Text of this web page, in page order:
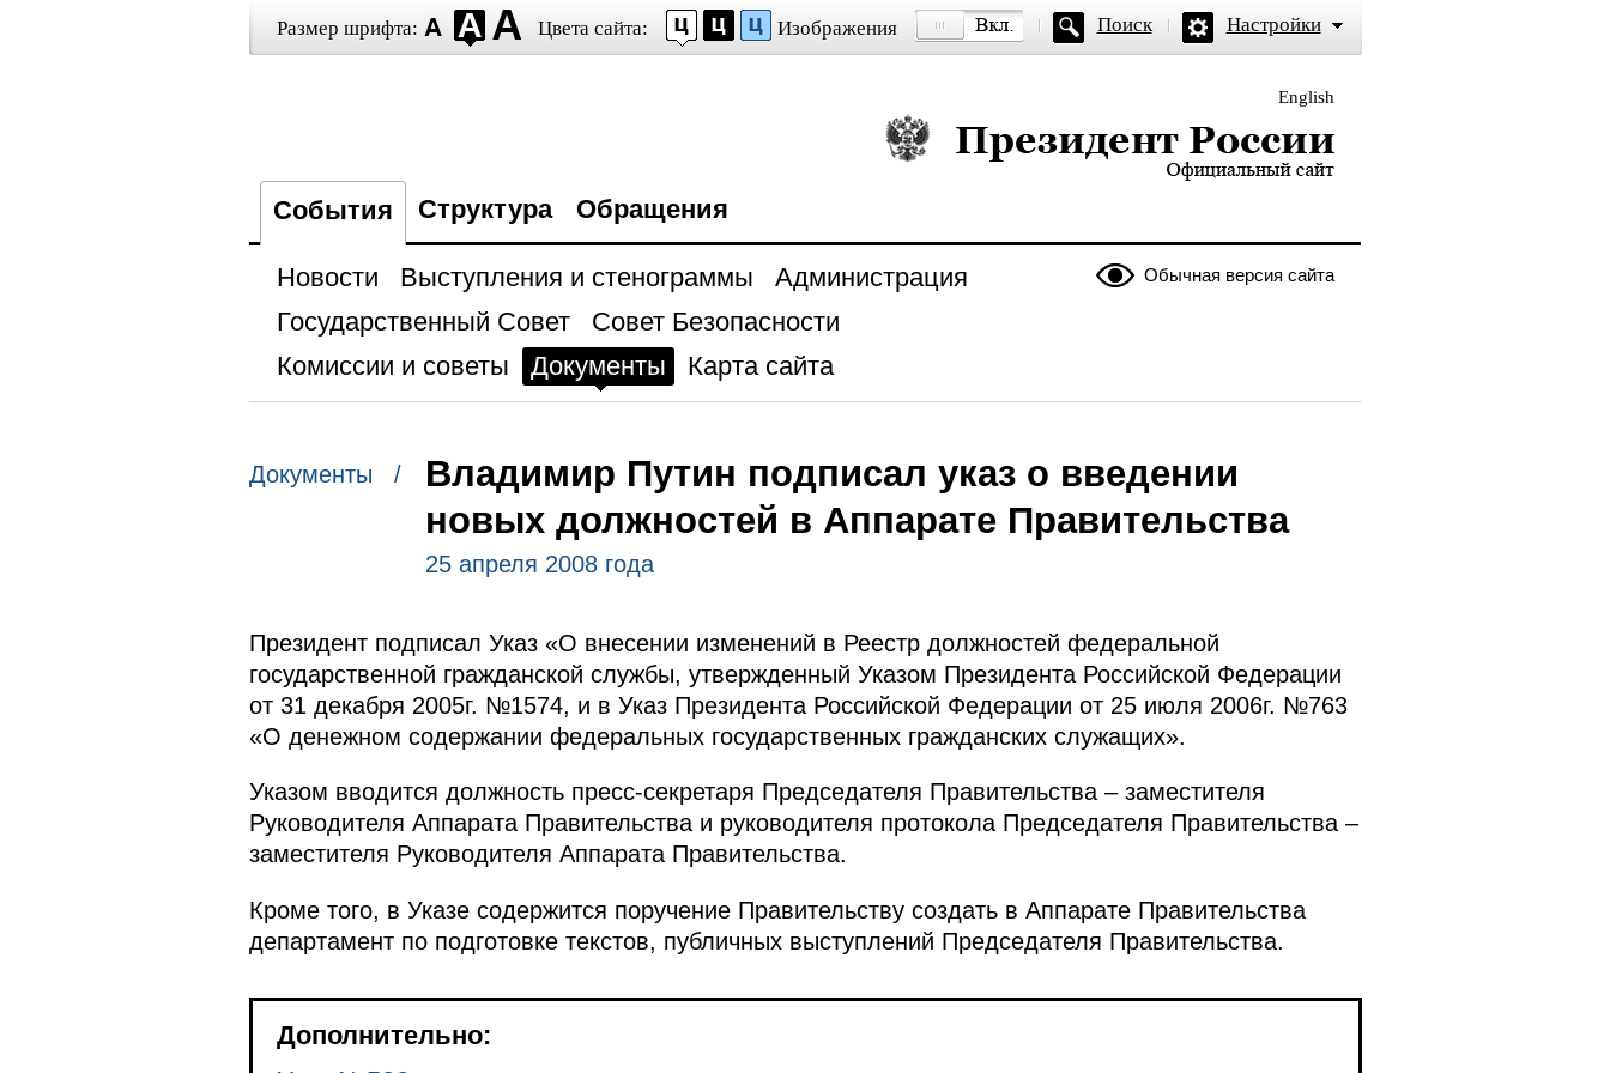
Размер шрифта: Цвета сайта: Изображения Поиск Настройки
English
Президент России — официальный сайт
События Структура Обращения
Обычная версия сайта
Новости Выступления и стенограммы
Администрация
Государственный Совет
Совет Безопасности
Комиссии и советы
Документы Карта сайта
Документы /
Владимир Путин подписал указ о введении
новых должностей в Аппарате Правительства
25 апреля 2008 года
Президент подписал Указ «О внесении изменений в Реестр должностей федеральной
государственной гражданской службы, утвержденный Указом Президента Российской Федерации
от 31 декабря 2005г. №1574, и в Указ Президента Российской Федерации от 25 июля 2006г. №763
«О денежном содержании федеральных государственных гражданских служащих».
Указом вводится должность пресс-секретаря Председателя Правительства – заместителя
Руководителя Аппарата Правительства и руководителя протокола Председателя Правительства –
заместителя Руководителя Аппарата Правительства.
Кроме того, в Указе содержится поручение Правительству создать в Аппарате Правительства
департамент по подготовке текстов, публичных выступлений Председателя Правительства.
Дополнительно: